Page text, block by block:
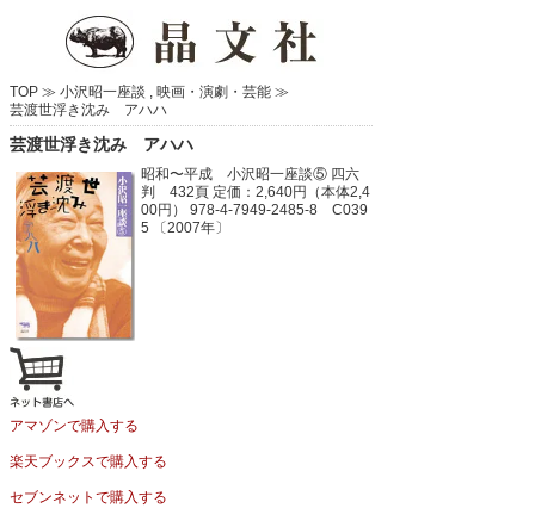
TOP ≫ 小沢昭一座談 , 映画・演劇・芸能 ≫
芸渡世浮き沈み アハハ
芸渡世浮き沈み アハハ
昭和〜平成 小沢昭一座談⑤ 四六
判 432頁 定価：2,640円（本体2,4
00円）
978-4-7949-2485-8 C039
5 〔2007年〕
アマゾンで購入する
楽天ブックスで購入する
セブンネットで購入する